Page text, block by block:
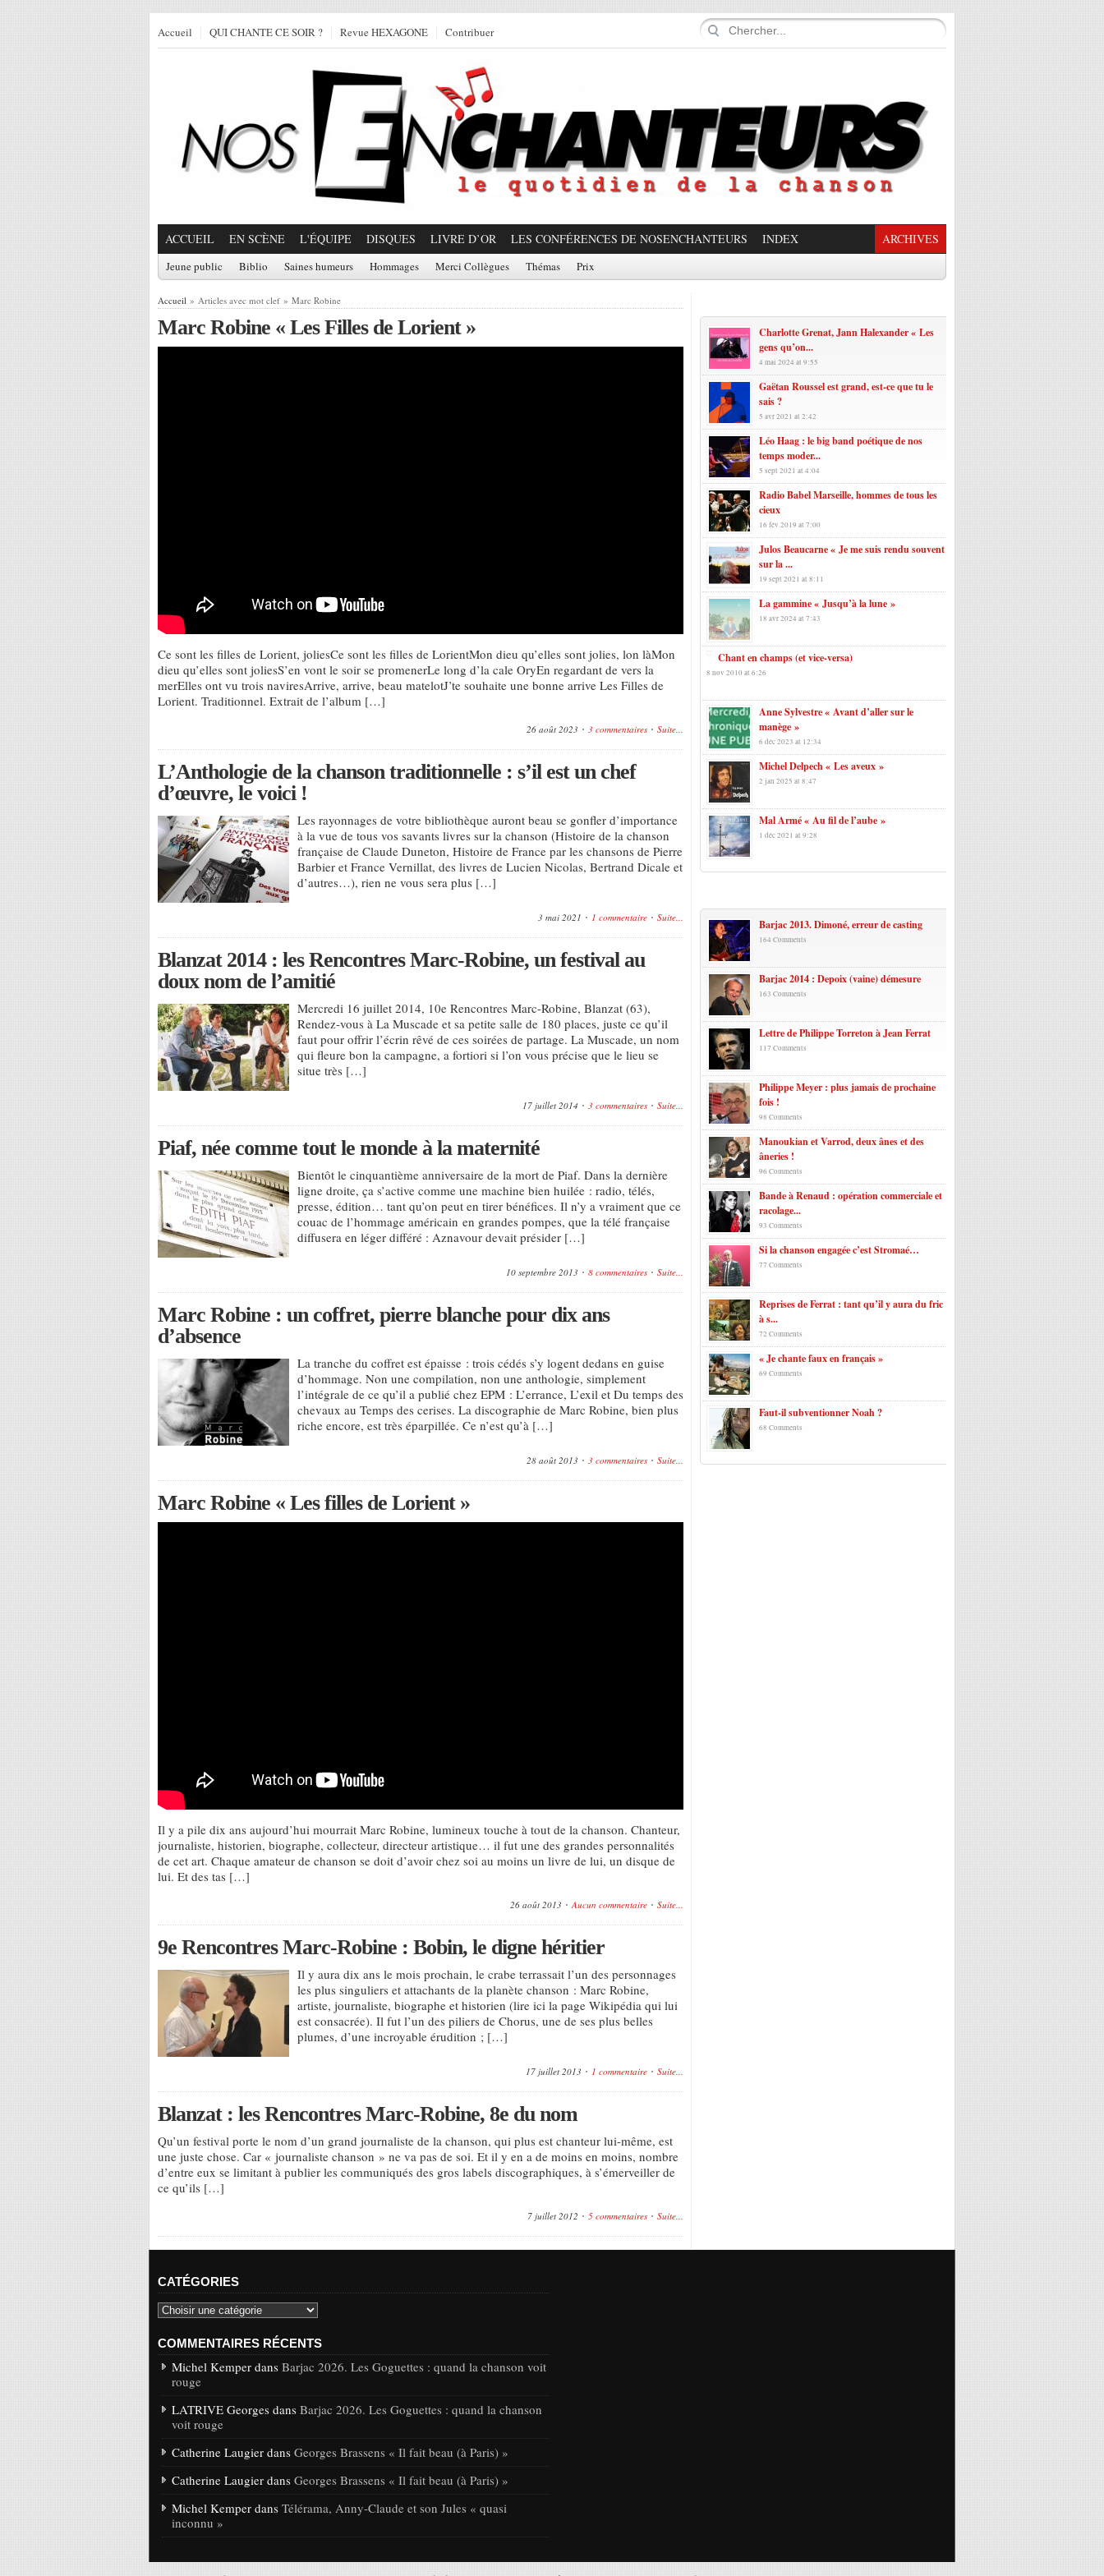
Accueil QUI CHANTE CE SOIR ? Revue HEXAGONE Contribuer
ACCUEIL EN SCÈNE L'ÉQUIPE DISQUES LIVRE D’OR LES CONFÉRENCES DE NOSENCHANTEURS INDEX ARCHIVES
Jeune public Biblio Saines humeurs Hommages Merci Collègues Thémas Prix
Accueil » Articles avec mot clef » Marc Robine
Marc Robine « Les Filles de Lorient »
Ce sont les filles de Lorient, joliesCe sont les filles de LorientMon dieu qu’elles sont jolies, lon làMon
dieu qu’elles sont joliesS’en vont le soir se promenerLe long d’la cale OryEn regardant de vers la
merElles ont vu trois naviresArrive, arrive, beau matelotJ’te souhaite une bonne arrive Les Filles de
Lorient. Traditionnel. Extrait de l’album […]
26 août 2023 3 commentaires Suite...
L’Anthologie de la chanson traditionnelle : s’il est un chef
d’œuvre, le voici !
Les rayonnages de votre bibliothèque auront beau se gonfler d’importance
à la vue de tous vos savants livres sur la chanson (Histoire de la chanson
française de Claude Duneton, Histoire de France par les chansons de Pierre
Barbier et France Vernillat, des livres de Lucien Nicolas, Bertrand Dicale et
d’autres…), rien ne vous sera plus […]
3 mai 2021 1 commentaire Suite...
Blanzat 2014 : les Rencontres Marc-Robine, un festival au
doux nom de l’amitié
Mercredi 16 juillet 2014, 10e Rencontres Marc-Robine, Blanzat (63),
Rendez-vous à La Muscade et sa petite salle de 180 places, juste ce qu’il
faut pour offrir l’écrin rêvé de ces soirées de partage. La Muscade, un nom
qui fleure bon la campagne, a fortiori si l’on vous précise que le lieu se
situe très […]
17 juillet 2014 3 commentaires Suite...
Piaf, née comme tout le monde à la maternité
Bientôt le cinquantième anniversaire de la mort de Piaf. Dans la dernière
ligne droite, ça s’active comme une machine bien huilée : radio, télés,
presse, édition… tant qu’on peut en tirer bénéfices. Il n’y a vraiment que ce
couac de l’hommage américain en grandes pompes, que la télé française
diffusera en léger différé : Aznavour devait présider […]
10 septembre 2013 8 commentaires Suite...
Marc Robine : un coffret, pierre blanche pour dix ans
d’absence
La tranche du coffret est épaisse : trois cédés s’y logent dedans en guise
d’hommage. Non une compilation, non une anthologie, simplement
l’intégrale de ce qu’il a publié chez EPM : L’errance, L’exil et Du temps des
chevaux au Temps des cerises. La discographie de Marc Robine, bien plus
riche encore, est très éparpillée. Ce n’est qu’à […]
28 août 2013 3 commentaires Suite...
Marc Robine « Les filles de Lorient »
Il y a pile dix ans aujourd’hui mourrait Marc Robine, lumineux touche à tout de la chanson. Chanteur,
journaliste, historien, biographe, collecteur, directeur artistique… il fut une des grandes personnalités
de cet art. Chaque amateur de chanson se doit d’avoir chez soi au moins un livre de lui, un disque de
lui. Et des tas […]
26 août 2013 Aucun commentaire Suite...
9e Rencontres Marc-Robine : Bobin, le digne héritier
Il y aura dix ans le mois prochain, le crabe terrassait l’un des personnages
les plus singuliers et attachants de la planète chanson : Marc Robine,
artiste, journaliste, biographe et historien (lire ici la page Wikipédia qui lui
est consacrée). Il fut l’un des piliers de Chorus, une de ses plus belles
plumes, d’une incroyable érudition ; […]
17 juillet 2013 1 commentaire Suite...
Blanzat : les Rencontres Marc-Robine, 8e du nom
Qu’un festival porte le nom d’un grand journaliste de la chanson, qui plus est chanteur lui-même, est
une juste chose. Car « journaliste chanson » ne va pas de soi. Et il y en a de moins en moins, nombre
d’entre eux se limitant à publier les communiqués des gros labels discographiques, à s’émerveiller de
ce qu’ils […]
7 juillet 2012 5 commentaires Suite...
Charlotte Grenat, Jann Halexander « Les
gens qu’on...
4 mai 2024 at 9:55
Gaëtan Roussel est grand, est-ce que tu le
sais ?
5 avr 2021 at 2:42
Léo Haag : le big band poétique de nos
temps moder...
5 sept 2021 at 4:04
Radio Babel Marseille, hommes de tous les
cieux
16 fév 2019 at 7:00
Julos Beaucarne « Je me suis rendu souvent
sur la ...
19 sept 2021 at 8:11
La gammine « Jusqu’à la lune »
18 avr 2024 at 7:43
Chant en champs (et vice-versa)
8 nov 2010 at 6:26
Anne Sylvestre « Avant d’aller sur le
manège »
6 déc 2023 at 12:34
Michel Delpech « Les aveux »
2 jan 2025 at 8:47
Mal Armé « Au fil de l’aube »
1 déc 2021 at 9:28
Barjac 2013. Dimoné, erreur de casting
164 Comments
Barjac 2014 : Depoix (vaine) démesure
163 Comments
Lettre de Philippe Torreton à Jean Ferrat
117 Comments
Philippe Meyer : plus jamais de prochaine
fois !
98 Comments
Manoukian et Varrod, deux ânes et des
âneries !
96 Comments
Bande à Renaud : opération commerciale et
racolage...
93 Comments
Si la chanson engagée c’est Stromaé…
77 Comments
Reprises de Ferrat : tant qu’il y aura du fric
à s...
72 Comments
« Je chante faux en français »
69 Comments
Faut-il subventionner Noah ?
68 Comments
CATÉGORIES
COMMENTAIRES RÉCENTS
Michel Kemper dans Barjac 2026. Les Goguettes : quand la chanson voit
rouge
LATRIVE Georges dans Barjac 2026. Les Goguettes : quand la chanson
voit rouge
Catherine Laugier dans Georges Brassens « Il fait beau (à Paris) »
Catherine Laugier dans Georges Brassens « Il fait beau (à Paris) »
Michel Kemper dans Télérama, Anny-Claude et son Jules « quasi
inconnu »